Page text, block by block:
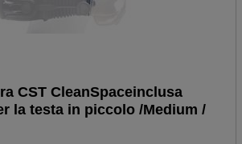
CST CleanSpaceinclusa
la testa in piccolo /Medium /